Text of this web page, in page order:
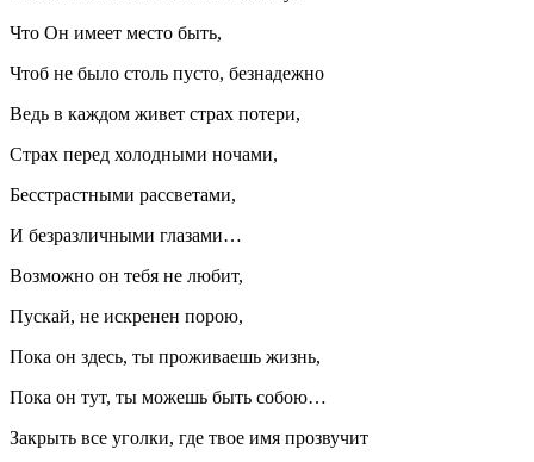
Что Он имеет место быть,
Чтоб не было столь пусто, безнадежно
Ведь в каждом живет страх потери,
Страх перед холодными ночами,
Бесстрастными рассветами,
И безразличными глазами…
Возможно он тебя не любит,
Пускай, не искренен порою,
Пока он здесь, ты проживаешь жизнь,
Пока он тут, ты можешь быть собою…
Закрыть все уголки, где твое имя прозвучит